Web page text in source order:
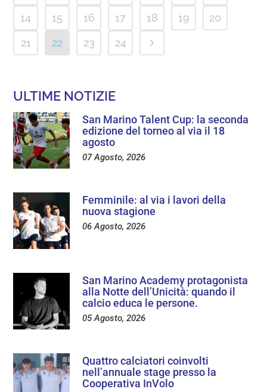
14
15 16 17 18 19
20
21
22 23 24
ULTIME NOTIZIE
San Marino Talent Cup: la seconda
edizione del torneo al via il 18
agosto
07 Agosto, 2026
Femminile: al via i lavori della
nuova stagione
06 Agosto, 2026
San Marino Academy protagonista
alla Notte dell’Unicità: quando il
calcio educa le persone.
05 Agosto, 2026
Quattro calciatori coinvolti
nell’annuale stage presso la
Cooperativa InVolo